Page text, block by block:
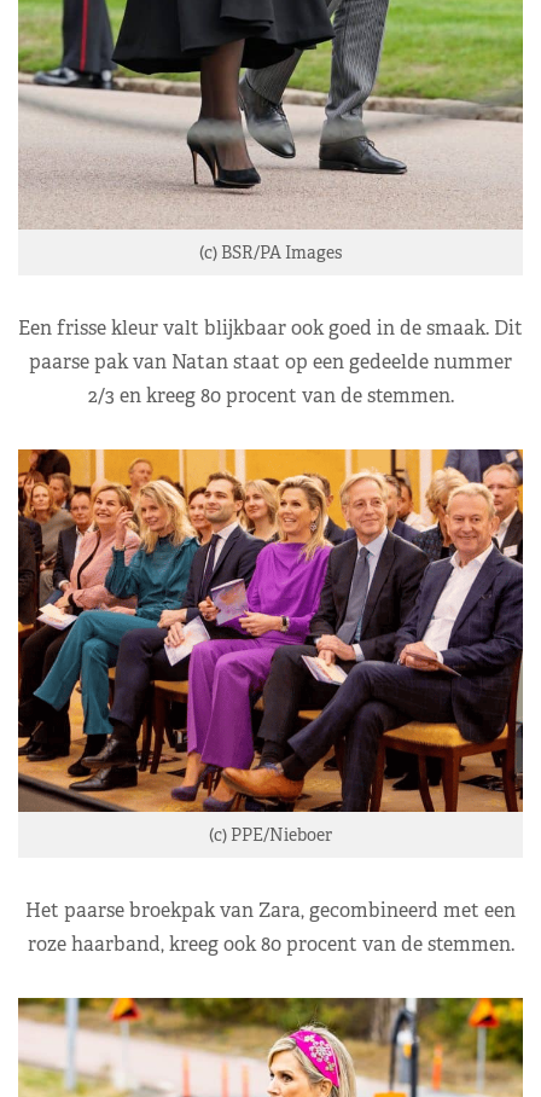
(c) BSR/PA Images
Een frisse kleur valt blijkbaar ook goed in de smaak. Dit
paarse pak van Natan staat op een gedeelde nummer
2/3 en kreeg 80 procent van de stemmen.
(c) PPE/Nieboer
Het paarse broekpak van Zara, gecombineerd met een
roze haarband, kreeg ook 80 procent van de stemmen.